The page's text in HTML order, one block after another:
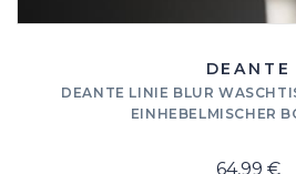
DEANTE
DEANTE LINIE BLUR
EINHEBELMISCHER
64,99 €